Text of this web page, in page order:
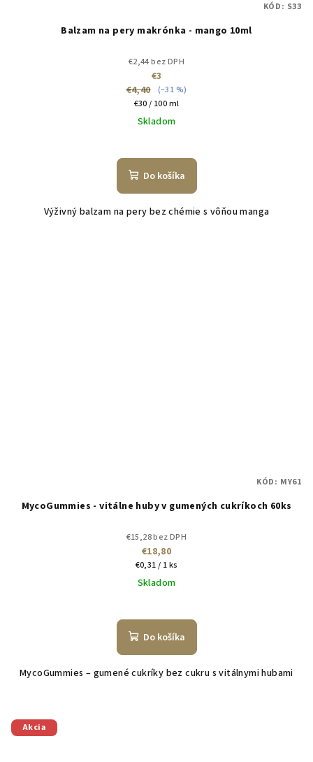
Balzam na pery makrónka - mango 10ml
€2,44 bez DPH
€3
€4,40
(–31 %)
Jednotková
cena:
€30 / 100 ml
Skladom
Do košíka
Výživný balzam na pery bez chémie s vôňou manga
KÓD: S33
MycoGummies - vitálne huby v gumených cukríkoch 60ks
€15,28 bez DPH
€18,80
Jednotková
cena:
€0,31 / 1 ks
Skladom
Do košíka
MycoGummies – gumené cukríky bez cukru s vitálnymi hubami
KÓD: MY61
Akcia